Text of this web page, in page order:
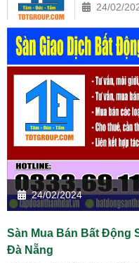
24/02/
24/02/2024
Sàn Mua Bán Bất Động
Đà Nẵng